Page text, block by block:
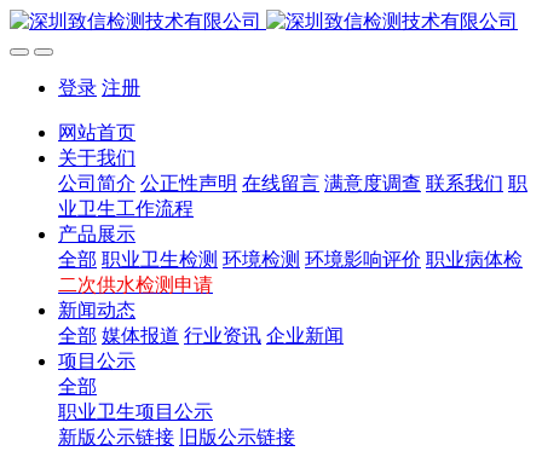
登录 注册
网站首页
关于我们
公司简介 公正性声明 在线留言 满意度调查 联系我们 职
业卫生工作流程
产品展示
全部 职业卫生检测 环境检测 环境影响评价 职业病体检
二次供水检测申请
新闻动态
全部 媒体报道 行业资讯 企业新闻
项目公示
全部
职业卫生项目公示
新版公示链接
旧版公示链接